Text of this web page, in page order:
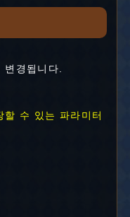
경됩니다.
할 수 있는 파라미터